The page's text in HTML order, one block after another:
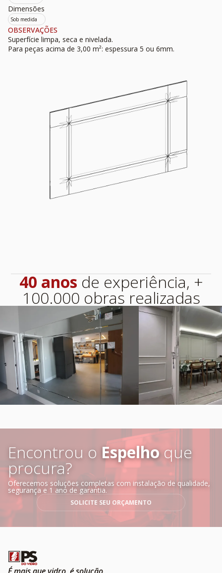
Dimensões
Sob medida
OBSERVAÇÕES
Superfície limpa, seca e nivelada.
Para peças acima de 3,00 m²: espessura 5 ou 6mm.
40 anos de experiência, +
100.000 obras realizadas
Encontrou o Espelhoque
procura?
Oferecemos soluções completas com instalação de qualidade,
segurança e 1 ano de garantia.
SOLICITE SEU ORÇAMENTO